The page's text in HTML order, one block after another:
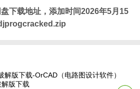
下载地址，添加时间2026年5月15
解版下载-OrCAD（电路图设计软件）
版下载